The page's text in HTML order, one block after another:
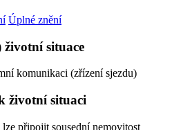
Úplné znění
životní situace
komunikaci (zřízení sjezdu)
životní situaci
připojit sousední nemovitost